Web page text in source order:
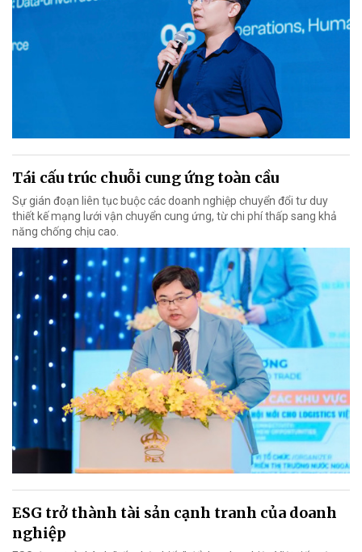
Tái cấu trúc chuỗi cung ứng toàn cầu
Sự gián đoạn liên tục buộc các doanh nghiệp chuyển đổi tư duy
thiết kế mạng lưới vận chuyển cung ứng, từ chi phí thấp sang khả
năng chống chịu cao.
ESG trở thành tài sản cạnh tranh của doanh
nghiệp